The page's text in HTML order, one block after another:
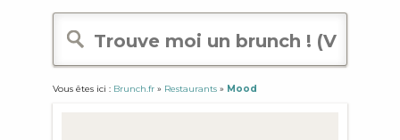
Vous êtes ici : Brunch.fr » Restaurants » Mood